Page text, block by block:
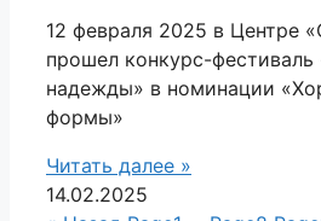
12 февраля 2025 в Центре
прошел конкурс-фестиваль
надежды» в номинации
формы»
Читать далее »
14.02.2025